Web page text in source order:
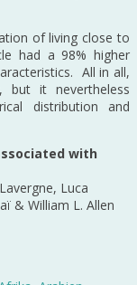
of living close to
had a 98% higher
All in all,
but it nevertheless
distribution and
with
Luca
& William L. Allen